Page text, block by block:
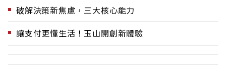
破解決策新焦慮，三大核心能力
讓支付更懂生活！玉山開創新體驗